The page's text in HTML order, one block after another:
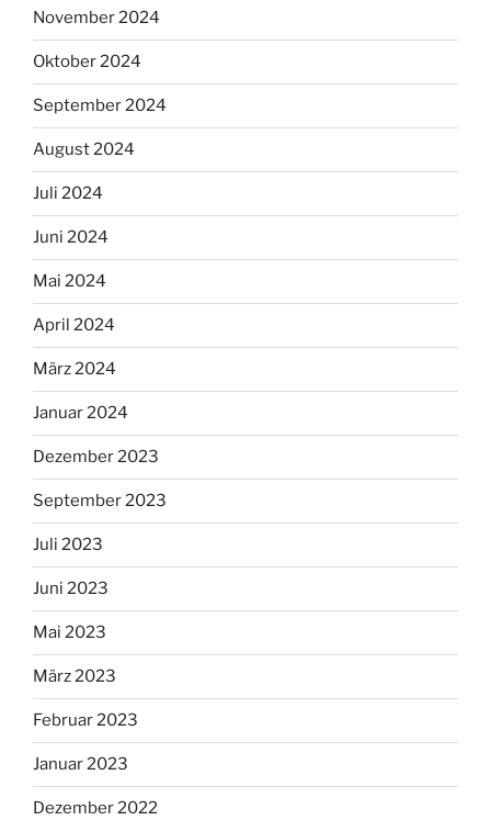
November 2024
Oktober 2024
September 2024
August 2024
Juli 2024
Juni 2024
Mai 2024
April 2024
März 2024
Januar 2024
Dezember 2023
September 2023
Juli 2023
Juni 2023
Mai 2023
März 2023
Februar 2023
Januar 2023
Dezember 2022